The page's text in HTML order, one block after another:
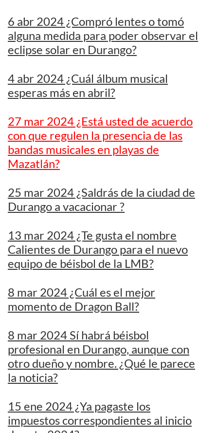
6 abr 2024 ¿Compró lentes o tomó
alguna medida para poder observar el
eclipse solar en Durango?
4 abr 2024 ¿Cuál álbum musical
esperas más en abril?
27 mar 2024 ¿Está usted de acuerdo
con que regulen la presencia de las
bandas musicales en playas de
Mazatlán?
25 mar 2024 ¿Saldrás de la ciudad de
Durango a vacacionar ?
13 mar 2024 ¿Te gusta el nombre
Calientes de Durango para el nuevo
equipo de béisbol de la LMB?
8 mar 2024 ¿Cuál es el mejor
momento de Dragon Ball?
8 mar 2024 Sí habrá béisbol
profesional en Durango, aunque con
otro dueño y nombre. ¿Qué le parece
la noticia?
15 ene 2024 ¿Ya pagaste los
impuestos correspondientes al inicio